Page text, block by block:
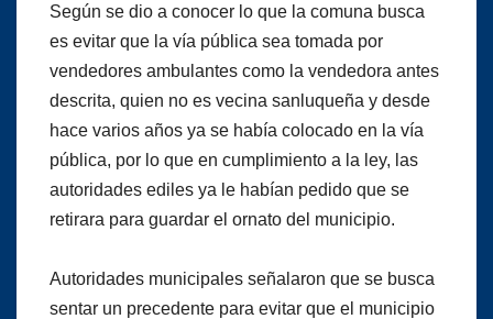
Según se dio a conocer lo que la comuna busca
es evitar que la vía pública sea tomada por
vendedores ambulantes como la vendedora antes
descrita, quien no es vecina sanluqueña y desde
hace varios años ya se había colocado en la vía
pública, por lo que en cumplimiento a la ley, las
autoridades ediles ya le habían pedido que se
retirara para guardar el ornato del municipio.
Autoridades municipales señalaron que se busca
sentar un precedente para evitar que el municipio